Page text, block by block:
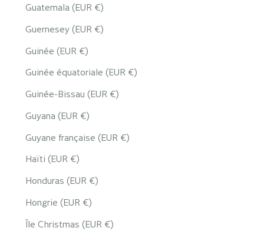
Guatemala (EUR €)
Guernesey (EUR €)
Guinée (EUR €)
Guinée équatoriale (EUR €)
Guinée-Bissau (EUR €)
Guyana (EUR €)
Guyane française (EUR €)
Haïti (EUR €)
Honduras (EUR €)
Hongrie (EUR €)
Île Christmas (EUR €)